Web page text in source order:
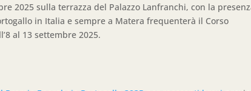
2025 sulla terrazza del Palazzo Lanfranchi, con la
in Italia e sempre a Matera frequenterà il Corso
al 13 settembre 2025.